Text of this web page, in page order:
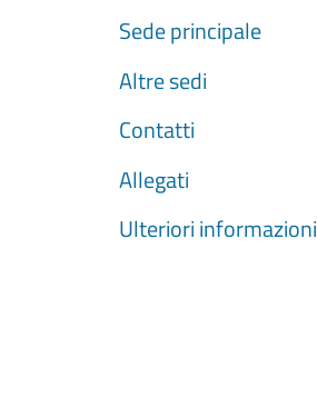
Sede principale
Altre sedi
Contatti
Allegati
Ulteriori informazioni